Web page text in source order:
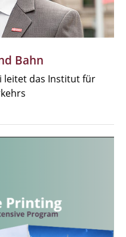
Bahn
leitet das Institut für